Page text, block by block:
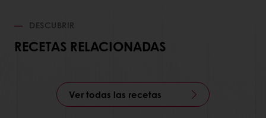
DESCUBRIR
RECETAS RELACIONADAS
Ver todas las recetas